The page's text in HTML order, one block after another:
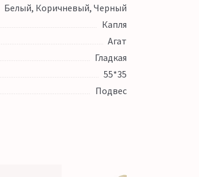
Белый, Коричневый, Черный
Капля
Агат
Гладкая
55*35
Подвес